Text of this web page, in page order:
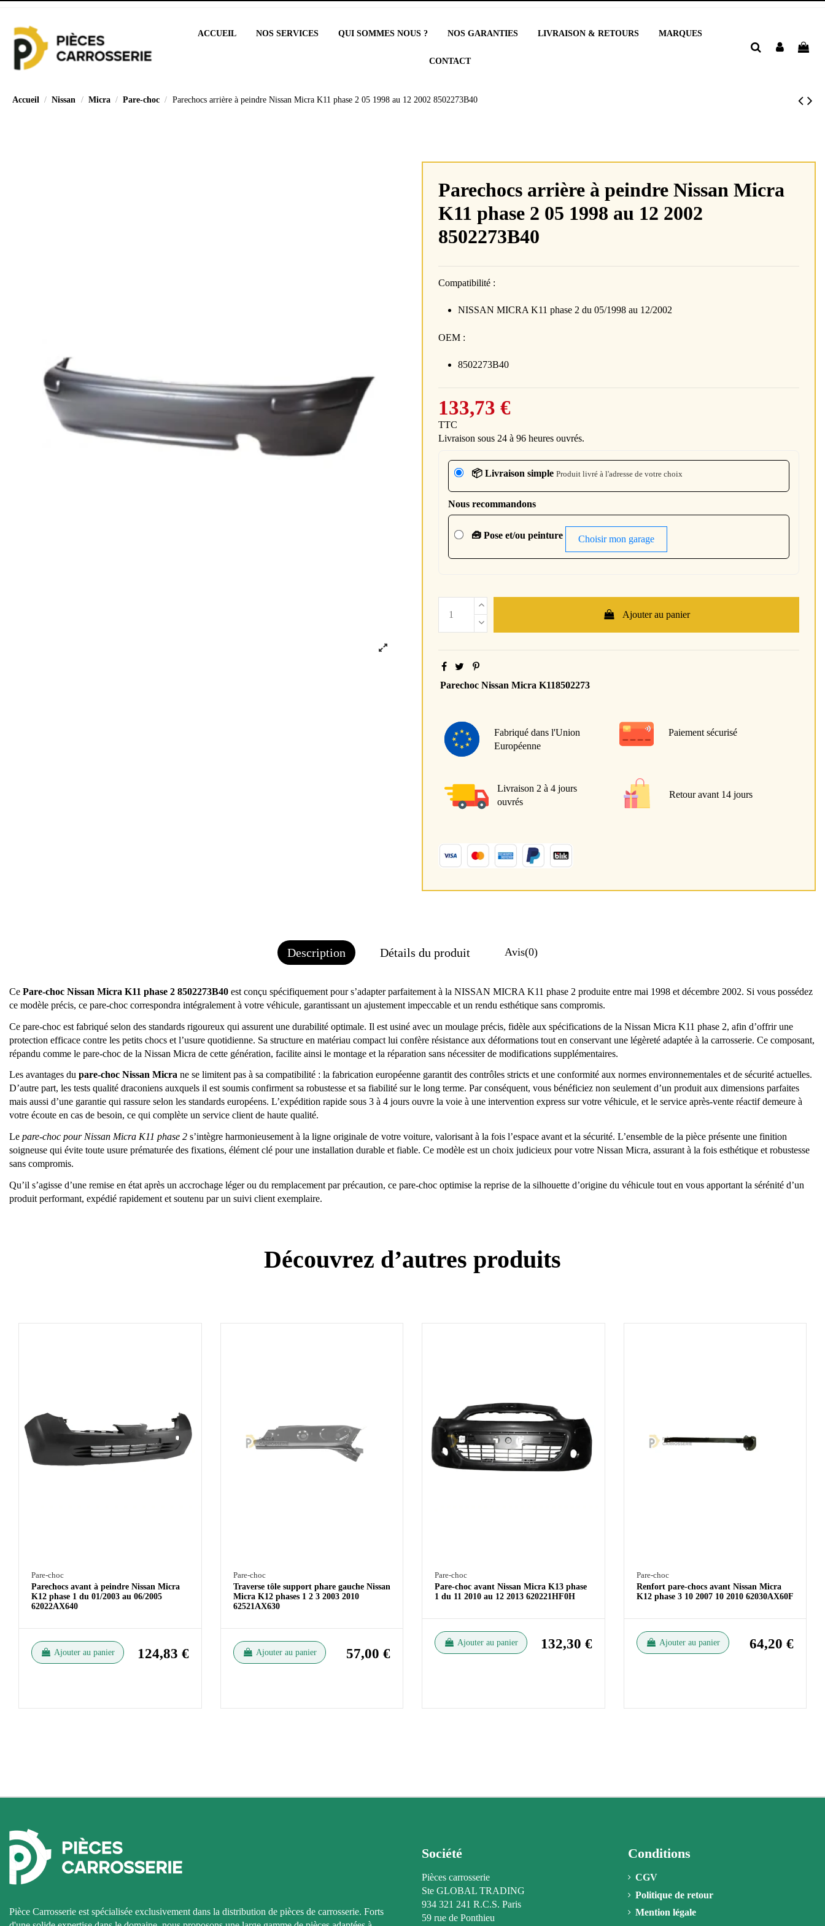
ACCUEIL NOS SERVICES QUI SOMMES NOUS ? NOS GARANTIES LIVRAISON & RETOURS MARQUES
CONTACT
Accueil Nissan Micra Pare-choc Parechocs arrière à peindre Nissan Micra K11 phase 2 05 1998 au 12 2002 8502273B40
Parechocs arrière à peindre Nissan Micra
K11 phase 2 05 1998 au 12 2002
8502273B40
Compatibilité :
NISSAN MICRA K11 phase 2 du 05/1998 au 12/2002
OEM :
8502273B40
133,73 €
TTC
Livraison sous 24 à 96 heures ouvrés.
📦 Livraison simple Produit livré à l'adresse de votre choix
Nous recommandons
🧰 Pose et/ou peinture Choisir mon garage
Ajouter au panier
Parechoc Nissan Micra K118502273
Fabriqué dans l'Union
Européenne
Paiement sécurisé
Livraison 2 à 4 jours
ouvrés
Retour avant 14 jours
Description Détails du produit Avis(0)
Ce Pare-choc Nissan Micra K11 phase 2 8502273B40 est conçu spécifiquement pour s’adapter parfaitement à la NISSAN MICRA K11 phase 2 produite entre mai 1998 et décembre 2002. Si vous possédez
ce modèle précis, ce pare-choc correspondra intégralement à votre véhicule, garantissant un ajustement impeccable et un rendu esthétique sans compromis.
Ce pare-choc est fabriqué selon des standards rigoureux qui assurent une durabilité optimale. Il est usiné avec un moulage précis, fidèle aux spécifications de la Nissan Micra K11 phase 2, afin d’offrir une
protection efficace contre les petits chocs et l’usure quotidienne. Sa structure en matériau compact lui confère résistance aux déformations tout en conservant une légèreté adaptée à la carrosserie. Ce composant,
répandu comme le pare-choc de la Nissan Micra de cette génération, facilite ainsi le montage et la réparation sans nécessiter de modifications supplémentaires.
Les avantages du pare-choc Nissan Micra ne se limitent pas à sa compatibilité : la fabrication européenne garantit des contrôles stricts et une conformité aux normes environnementales et de sécurité actuelles.
D’autre part, les tests qualité draconiens auxquels il est soumis confirment sa robustesse et sa fiabilité sur le long terme. Par conséquent, vous bénéficiez non seulement d’un produit aux dimensions parfaites
mais aussi d’une garantie qui rassure selon les standards européens. L’expédition rapide sous 3 à 4 jours ouvre la voie à une intervention express sur votre véhicule, et le service après-vente réactif demeure à
votre écoute en cas de besoin, ce qui complète un service client de haute qualité.
Le pare-choc pour Nissan Micra K11 phase 2 s’intègre harmonieusement à la ligne originale de votre voiture, valorisant à la fois l’espace avant et la sécurité. L’ensemble de la pièce présente une finition
soigneuse qui évite toute usure prématurée des fixations, élément clé pour une installation durable et fiable. Ce modèle est un choix judicieux pour votre Nissan Micra, assurant à la fois esthétique et robustesse
sans compromis.
Qu’il s’agisse d’une remise en état après un accrochage léger ou du remplacement par précaution, ce pare-choc optimise la reprise de la silhouette d’origine du véhicule tout en vous apportant la sérénité d’un
produit performant, expédié rapidement et soutenu par un suivi client exemplaire.
Découvrez d’autres produits
Pare-choc
Parechocs avant à peindre Nissan Micra
K12 phase 1 du 01/2003 au 06/2005
62022AX640
Ajouter au panier 124,83 €
Pare-choc
Traverse tôle support phare gauche Nissan
Micra K12 phases 1 2 3 2003 2010
62521AX630
Ajouter au panier 57,00 €
Pare-choc
Pare-choc avant Nissan Micra K13 phase
1 du 11 2010 au 12 2013 620221HF0H
Ajouter au panier 132,30 €
Pare-choc
Renfort pare-chocs avant Nissan Micra
K12 phase 3 10 2007 10 2010 62030AX60F
Ajouter au panier 64,20 €
Pièce Carrosserie est spécialisée exclusivement dans la distribution de pièces de carrosserie. Forts
Société
Pièces carrosserie
Ste GLOBAL TRADING
934 321 241 R.C.S. Paris
59 rue de Ponthieu
Conditions
CGV
Politique de retour
Mention légale